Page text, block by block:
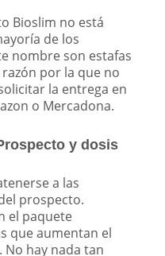
Bioslim no está
de los
nombre son estafas
por la que no
la entrega en
o Mercadona.
y dosis
a las
prospecto.
el paquete
que aumentan el
hay nada tan